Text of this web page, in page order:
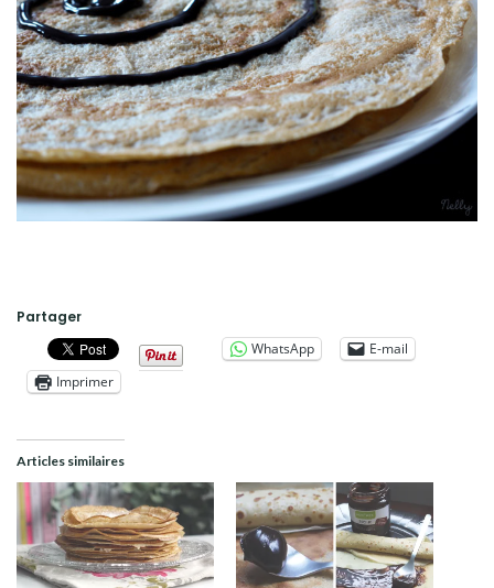
Partager
WhatsApp
E-mail
Imprimer
Articles similaires